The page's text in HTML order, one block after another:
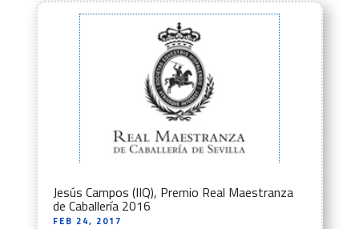
Jesús Campos (IIQ), Premio Real Maestranza
de Caballería 2016
FEB 24, 2017